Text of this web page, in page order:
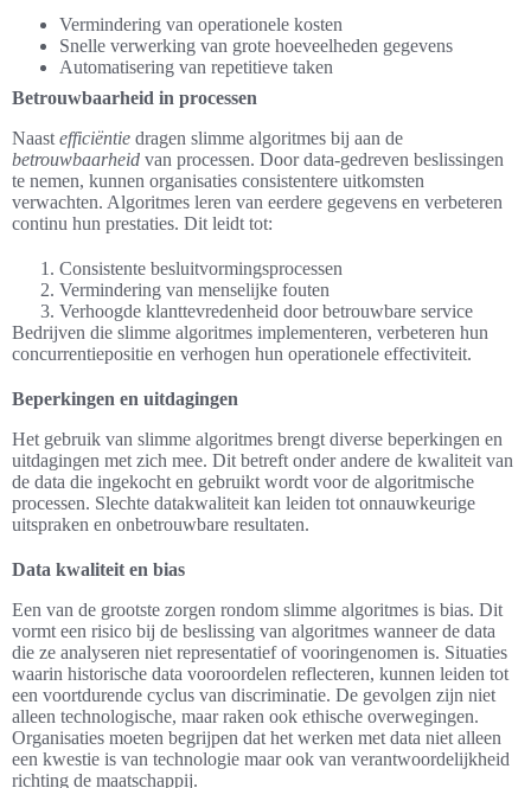
Vermindering van operationele kosten
Snelle verwerking van grote hoeveelheden gegevens
Automatisering van repetitieve taken
Betrouwbaarheid in processen
Naast efficiëntie dragen slimme algoritmes bij aan de
betrouwbaarheid van processen. Door data-gedreven beslissingen
te nemen, kunnen organisaties consistentere uitkomsten
verwachten. Algoritmes leren van eerdere gegevens en verbeteren
continu hun prestaties. Dit leidt tot:
Consistente besluitvormingsprocessen
Vermindering van menselijke fouten
Verhoogde klanttevredenheid door betrouwbare service
Bedrijven die slimme algoritmes implementeren, verbeteren hun
concurrentiepositie en verhogen hun operationele effectiviteit.
Beperkingen en uitdagingen
Het gebruik van slimme algoritmes brengt diverse beperkingen en
uitdagingen met zich mee. Dit betreft onder andere de kwaliteit van
de data die ingekocht en gebruikt wordt voor de algoritmische
processen. Slechte datakwaliteit kan leiden tot onnauwkeurige
uitspraken en onbetrouwbare resultaten.
Data kwaliteit en bias
Een van de grootste zorgen rondom slimme algoritmes is bias. Dit
vormt een risico bij de beslissing van algoritmes wanneer de data
die ze analyseren niet representatief of vooringenomen is. Situaties
waarin historische data vooroordelen reflecteren, kunnen leiden tot
een voortdurende cyclus van discriminatie. De gevolgen zijn niet
alleen technologische, maar raken ook ethische overwegingen.
Organisaties moeten begrijpen dat het werken met data niet alleen
een kwestie is van technologie maar ook van verantwoordelijkheid
richting de maatschappij.